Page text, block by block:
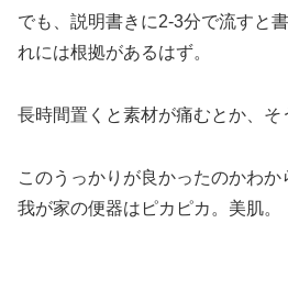
でも、説明書きに2-3分で流すと
れには根拠があるはず。
長時間置くと素材が痛むとか、そ
このうっかりが良かったのかわ
我が家の便器はピカピカ。美肌。